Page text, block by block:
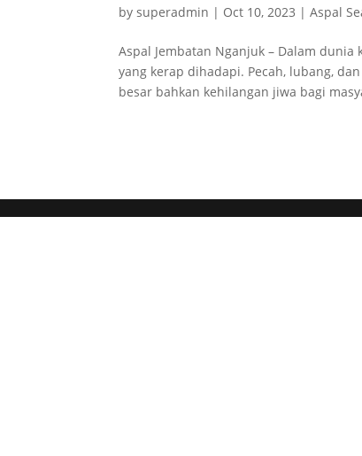
bysuperadmin | Oct 10, 2023 |Aspal
Aspal Jembatan Nganjuk – Dalam
yang kerap dihadapi. Pecah, lubang,
besar bahkan kehilangan jiwa bagi